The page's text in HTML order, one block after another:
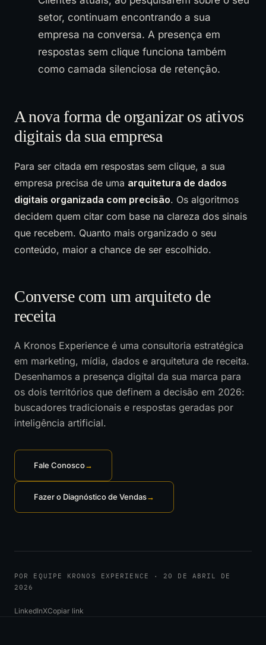
setor, continuam encontrando a sua
empresa na conversa. A presença em
respostas sem clique funciona também
como camada silenciosa de retenção.
A nova forma de organizar os ativos
digitais da sua empresa
Para ser citada em respostas sem clique, a sua
empresa precisa de uma arquitetura de dados
digitais organizada com precisão. Os algoritmos
decidem quem citar com base na clareza dos sinais
que recebem. Quanto mais organizado o seu
conteúdo, maior a chance de ser escolhido.
Converse com um arquiteto de
receita
A Kronos Experience é uma consultoria estratégica
em marketing, mídia, dados e arquitetura de receita.
Desenhamos a presença digital da sua marca para
os dois territórios que definem a decisão em 2026:
buscadores tradicionais e respostas geradas por
inteligência artificial.
Fale Conosco→
Fazer o Diagnóstico de Vendas→
POR EQUIPE KRONOS EXPERIENCE · 20 DE ABRIL DE
2026
LinkedInXCopiar link